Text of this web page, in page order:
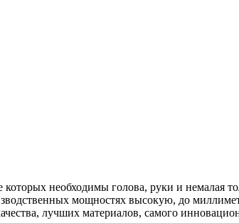
необходимы голова, руки и немалая
мощностях высокую, до
лучших материалов, самого